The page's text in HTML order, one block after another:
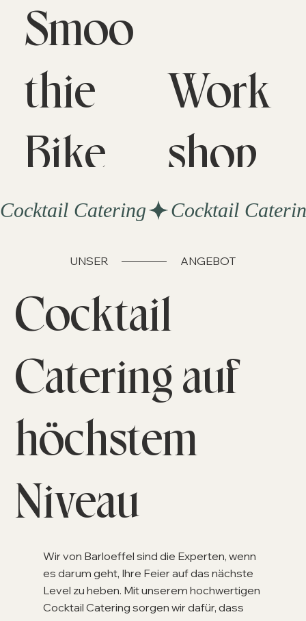
Smoo
thie
Bike
Work
shop
Cocktail Catering
UNSER ANGEBOT
Cocktail
Catering auf
höchstem
Niveau
Wir von Barloeffel sind die Experten, wenn
es darum geht, Ihre Feier auf das nächste
Level zu heben. Mit unserem hochwertigen
Cocktail Catering sorgen wir dafür, dass